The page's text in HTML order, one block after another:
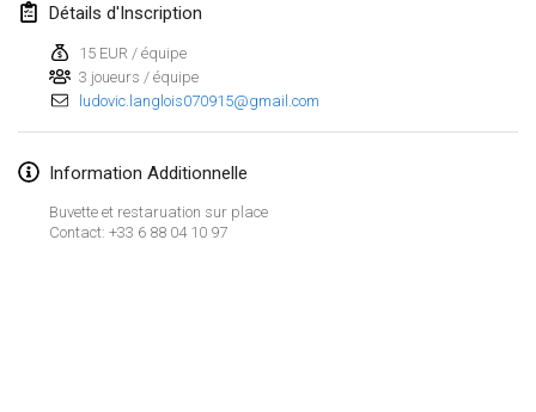
Détails d'Inscription
15 EUR / équipe
3 joueurs / équipe
ludovic.langlois070915@gmail.com
Information Additionnelle
Buvette et restaruation sur place
Contact: +33 6 88 04 10 97
15 mars 2026|États-Unis
North Carolina Kubb Championship
21 mars 2026|États-Unis
avril 2026
Kubbtornooi 24 Uren Chiro Hallaar